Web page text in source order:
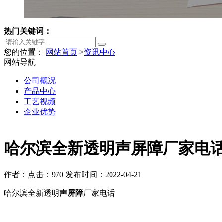
热门关键词：
您的位置： 网站首页 >资讯中心
哈尔滨全新透明声屏障厂家电
作者： 点击：970 发布时间：2022-04-21
哈尔滨全新透明声屏障厂家电话
网站导航
公司概况
产品中心
工艺视频
企业优势